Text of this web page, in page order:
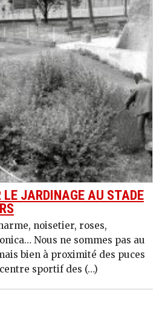
LE JARDINAGE AU STADE
noisetier, roses,
Nous ne sommes pas au
bien à proximité des puces
sportif des (…)